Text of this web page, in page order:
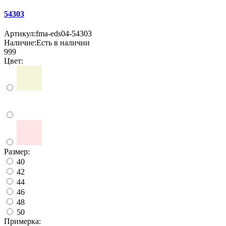
54303
Артикул:fma-eds04-54303
Наличие:Есть в наличии
999
Цвет:
Размер:
40
42
44
46
48
50
Примерка: